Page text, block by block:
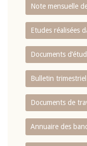
Note mensuelle
Etudes réalisées
Documents
Bulletin
Documents de
Annuaire des